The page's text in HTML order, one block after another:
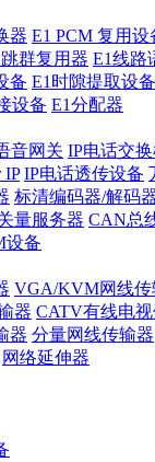
器 E1 PCM 复用设
群复用器 E1线路
备 E1时隙提取设备
设备 E1分配器
音网关 IP电话交
IP IP电话透传设备
标清编码器/解码
量服务器 CAN总
设备
VGA/KVM网线传
器 CATV有线电
器 分量网线传输器
网络延伸器